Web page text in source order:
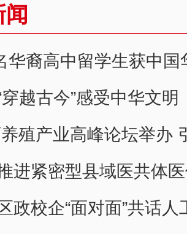
华裔高中留学生获中
越古今”感受中华文明
殖产业高峰论坛举办
进紧密型县域医共体
政校企“面对面”共话